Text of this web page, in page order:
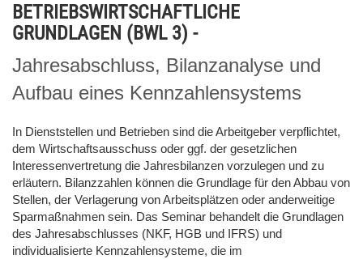
BETRIEBSWIRTSCHAFTLICHE
GRUNDLAGEN (BWL 3) -
Jahresabschluss, Bilanzanalyse und
Aufbau eines Kennzahlensystems
In Dienststellen und Betrieben sind die Arbeitgeber verpflichtet,
dem Wirtschaftsausschuss oder ggf. der gesetzlichen
Interessenvertretung die Jahresbilanzen vorzulegen und zu
erläutern. Bilanzzahlen können die Grundlage für den Abbau von
Stellen, der Verlagerung von Arbeitsplätzen oder anderweitige
Sparmaßnahmen sein. Das Seminar behandelt die Grundlagen
des Jahresabschlusses (NKF, HGB und IFRS) und
individualisierte Kennzahlensysteme, die im